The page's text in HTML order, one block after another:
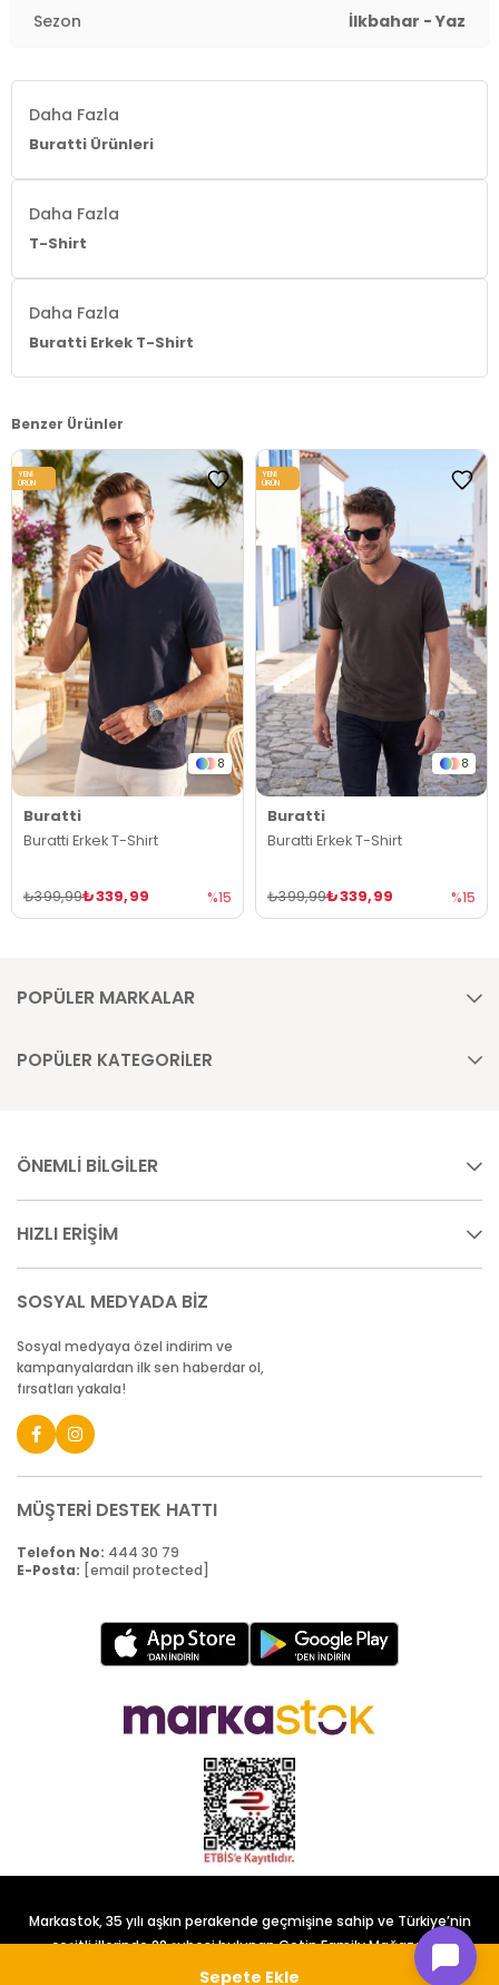
Sezon İlkbahar - Yaz
Daha Fazla
Buratti Ürünleri
Daha Fazla
T-Shirt
Daha Fazla
Buratti Erkek T-Shirt
Benzer Ürünler
8
Buratti
Buratti Erkek T-Shirt
₺339,99
₺399,99 %15
YENI
ÜRÜN
8
Buratti
Buratti Erkek T-Shirt
₺339,99
₺399,99 %15
YENI
ÜRÜN
POPÜLER MARKALAR
POPÜLER KATEGORİLER
ÖNEMLİ BİLGİLER
HIZLI ERİŞİM
SOSYAL MEDYADA BİZ
Sosyal medyaya özel indirim ve
kampanyalardan ilk sen haberdar ol,
fırsatları yakala!
MÜŞTERİ DESTEK HATTI
Telefon No: 444 30 79
E-Posta: [email protected]
Markastok, 35 yılı aşkın perakende geçmişine sahip ve Türkiye’nin
çeşitli illerinde 22 şubesi bulunan Çetin Family Mağazacılık
tarafından kurulmuştur.